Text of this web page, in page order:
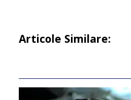
Articole Similare: